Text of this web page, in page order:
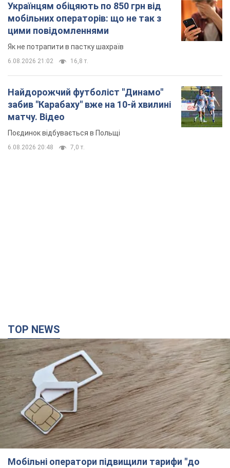
Українцям обіцяють по 850 грн від
мобільних операторів: що не так з
цими повідомленнями
Як не потрапити в пастку шахраїв
6.08.2026 21:02 16,8 т.
Найдорожчий футболіст "Динамо"
забив "Карабаху" вже на 10-й хвилині
матчу. Відео
Поєдинок відбувається в Польщі
6.08.2026 20:48 7,0 т.
TOP NEWS
Мобільні оператори підвищили тарифи "до